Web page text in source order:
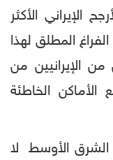
الإيراني الأكثر
المطلق لهذا
الإيرانيين من
الخاطئة
الشرق الأوسط لا